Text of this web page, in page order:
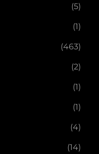
(5)
(1)
(463)
(2)
(1)
(1)
(4)
(14)